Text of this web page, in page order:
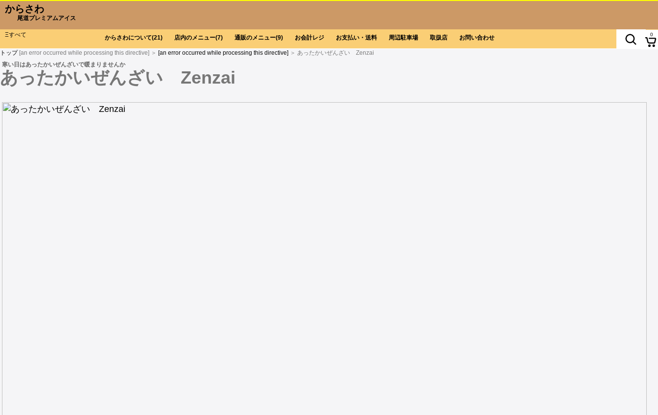
からさわ
尾道プレミアムアイス
Ξすべて からさわについて(21) 店内のメニュー(7) 通販のメニュー(9) お会計レジ お支払い・送料 周辺駐車場 取扱店 お問い合わせ 0
寒い日はあったかいぜんざいで暖まりませんか
トップ[an error occurred while processing this directive] ＞ [an error occurred while processing this directive] ＞ あったかいぜんざい Zenzai
あったかいぜんざい Zenzai